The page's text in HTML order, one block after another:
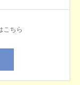
こちら